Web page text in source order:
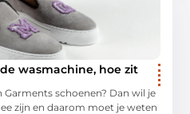
wasmachine, hoe zit
Garments schoenen? Dan wil je
zijn en daarom moet je weten